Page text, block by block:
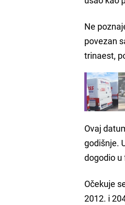
Ne
povezan
trinaest,
Ovaj
godišnje.
dogodio
Očekuje
2012. i